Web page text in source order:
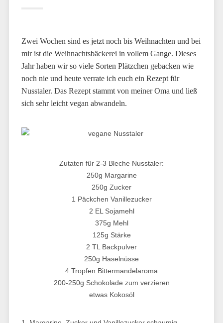
Zwei Wochen sind es jetzt noch bis Weihnachten und bei
mir ist die Weihnachtsbäckerei in vollem Gange. Dieses
Jahr haben wir so viele Sorten Plätzchen gebacken wie
noch nie und heute verrate ich euch ein Rezept für
Nusstaler. Das Rezept stammt von meiner Oma und ließ
sich sehr leicht vegan abwandeln.
Zutaten für 2-3 Bleche Nusstaler:
250g Margarine
250g Zucker
1 Päckchen Vanillezucker
2 EL Sojamehl
375g Mehl
125g Stärke
2 TL Backpulver
250g Haselnüsse
4 Tropfen Bittermandelaroma
200-250g Schokolade zum verzieren
etwas Kokosöl